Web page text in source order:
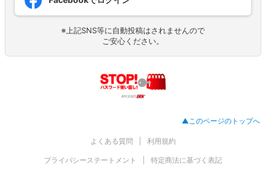
※上記SNS等に自動投稿はされませんので
ご安心ください。
▲このページのトップへ
よくある質問 利用規約
プライバシーステートメント 特定商法に基づく表記